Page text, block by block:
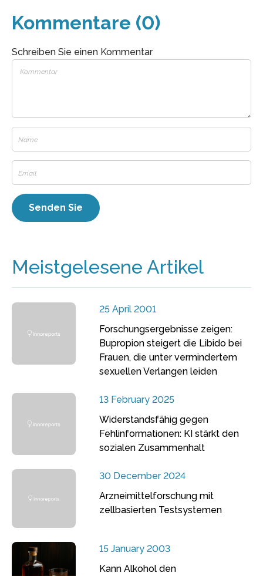
Kommentare (0)
Schreiben Sie einen Kommentar
Meistgelesene Artikel
25 April 2001
Forschungsergebnisse zeigen:
Bupropion steigert die Libido bei
Frauen, die unter vermindertem
sexuellen Verlangen leiden
13 February 2025
Widerstandsfähig gegen
Fehlinformationen: KI stärkt den
sozialen Zusammenhalt
30 December 2024
Arzneimittelforschung mit
zellbasierten Testsystemen
15 January 2003
Kann Alkohol den